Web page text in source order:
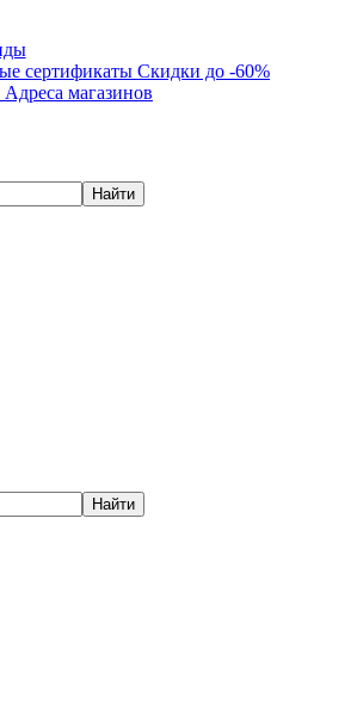
сертификаты Скидки до -60%
Адреса магазинов
Найти
Найти